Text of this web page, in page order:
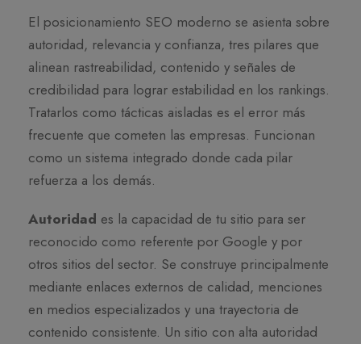
El posicionamiento SEO moderno se asienta sobre
autoridad, relevancia y confianza, tres pilares que
alinean rastreabilidad, contenido y señales de
credibilidad para lograr estabilidad en los rankings.
Tratarlos como tácticas aisladas es el error más
frecuente que cometen las empresas. Funcionan
como un sistema integrado donde cada pilar
refuerza a los demás.
Autoridad es la capacidad de tu sitio para ser
reconocido como referente por Google y por
otros sitios del sector. Se construye principalmente
mediante enlaces externos de calidad, menciones
en medios especializados y una trayectoria de
contenido consistente. Un sitio con alta autoridad